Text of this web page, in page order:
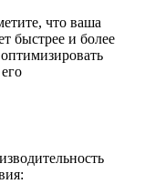
что ваша
быстрее и более